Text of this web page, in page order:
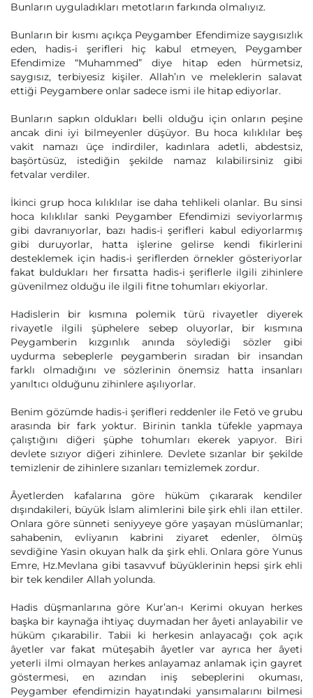
Bunların uyguladıkları metotların farkında olmalıyız.
Bunların bir kısmı açıkça Peygamber Efendimize saygısızlık
eden, hadis-i şerifleri hiç kabul etmeyen, Peygamber
Efendimize “Muhammed” diye hitap eden hürmetsiz,
saygısız, terbiyesiz kişiler. Allah’ın ve meleklerin salavat
ettiği Peygambere onlar sadece ismi ile hitap ediyorlar.
Bunların sapkın oldukları belli olduğu için onların peşine
ancak dini iyi bilmeyenler düşüyor. Bu hoca kılıklılar beş
vakit namazı üçe indirdiler, kadınlara adetli, abdestsiz,
başörtüsüz, istediğin şekilde namaz kılabilirsiniz gibi
fetvalar verdiler.
İkinci grup hoca kılıklılar ise daha tehlikeli olanlar. Bu sinsi
hoca kılıklılar sanki Peygamber Efendimizi seviyorlarmış
gibi davranıyorlar, bazı hadis-i şerifleri kabul ediyorlarmış
gibi duruyorlar, hatta işlerine gelirse kendi fikirlerini
desteklemek için hadis-i şeriflerden örnekler gösteriyorlar
fakat buldukları her fırsatta hadis-i şeriflerle ilgili zihinlere
güvenilmez olduğu ile ilgili fitne tohumları ekiyorlar.
Hadislerin bir kısmına polemik türü rivayetler diyerek
rivayetle ilgili şüphelere sebep oluyorlar, bir kısmına
Peygamberin kızgınlık anında söylediği sözler gibi
uydurma sebeplerle peygamberin sıradan bir insandan
farklı olmadığını ve sözlerinin önemsiz hatta insanları
yanıltıcı olduğunu zihinlere aşılıyorlar.
Benim gözümde hadis-i şerifleri reddenler ile Fetö ve grubu
arasında bir fark yoktur. Birinin tankla tüfekle yapmaya
çalıştığını diğeri şüphe tohumları ekerek yapıyor. Biri
devlete sızıyor diğeri zihinlere. Devlete sızanlar bir şekilde
temizlenir de zihinlere sızanları temizlemek zordur.
Âyetlerden kafalarına göre hüküm çıkararak kendiler
dışındakileri, büyük İslam alimlerini bile şirk ehli ilan ettiler.
Onlara göre sünneti seniyyeye göre yaşayan müslümanlar;
sahabenin, evliyanın kabrini ziyaret edenler, ölmüş
sevdiğine Yasin okuyan halk da şirk ehli. Onlara göre Yunus
Emre, Hz.Mevlana gibi tasavvuf büyüklerinin hepsi şirk ehli
bir tek kendiler Allah yolunda.
Hadis düşmanlarına göre Kur’an-ı Kerimi okuyan herkes
başka bir kaynağa ihtiyaç duymadan her âyeti anlayabilir ve
hüküm çıkarabilir. Tabii ki herkesin anlayacağı çok açık
âyetler var fakat müteşabih âyetler var ayrıca her âyeti
yeterli ilmi olmayan herkes anlayamaz anlamak için gayret
göstermesi, en azından iniş sebeplerini okuması,
Peygamber efendimizin hayatındaki yansımalarını bilmesi